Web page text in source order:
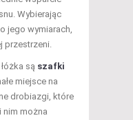
Wybierając
jego wymiarach,
przestrzeni.
są szafki
miejsce na
drobiazgi, które
nim można